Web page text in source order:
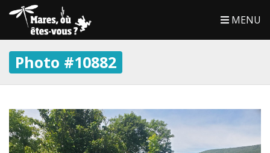
MENU
Photo #10882